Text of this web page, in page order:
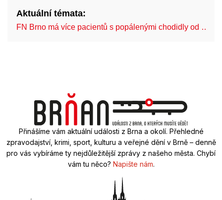
Aktuální témata:
FN Brno má více pacientů s popálenými chodidly od …
Přinášíme vám aktuální události z Brna a okolí. Přehledné
zpravodajství, krimi, sport, kulturu a veřejné dění v Brně – denně
pro vás vybíráme ty nejdůležitější zprávy z našeho města. Chybí
vám tu něco? Napište nám.